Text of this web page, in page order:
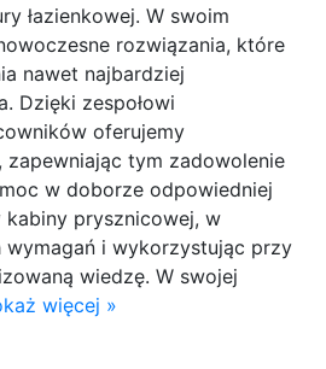
łazienkowej. W swoim
rozwiązania, które
nawet najbardziej
Dzięki zespołowi
oferujemy
zapewniając tym zadowolenie
w doborze odpowiedniej
kabiny prysznicowej, w
wymagań i wykorzystując przy
wiedzę. W swojej
więcej »